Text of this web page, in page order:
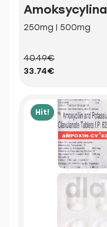
Amoksycylina
250mg | 500mg
40.49€
33.74€
Hit!